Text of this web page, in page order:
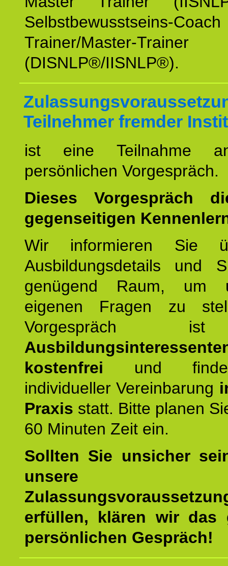
Selbstbewusstseins-
Trainer/Master-Trainer
(DISNLP®/IISNLP®).
Teilnehmer fremder
ist eine Teilnahme
persönlichen Vorgespräch.
Dieses Vorgespräch
gegenseitigen
Wir informieren Sie
Ausbildungsdetails und
genügend Raum, um
eigenen Fragen zu
kostenfrei und
individueller Vereinbarung
Praxis statt. Bitte planen
60 Minuten Zeit ein.
Sollten Sie unsicher
unsere
erfüllen, klären wir das
persönlichen Gespräch!